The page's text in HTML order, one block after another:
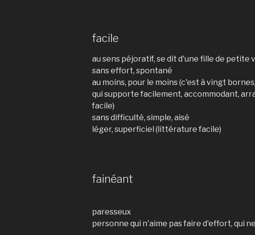
facile
au sens péjoratif, se dit d'une fille de petite
sans effort, spontané
au moins, pour le moins (c'est à vingt
qui supporte facilement, accommodant,
facile)
sans difficulté, simple, aisé
léger, superficiel (littérature facile)
fainéant
paresseux
personne qui n'aime pas faire d'effort, qui